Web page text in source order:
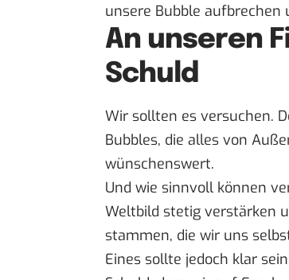
unsere Bubble aufbrechen
An unseren
Schuld
Wir sollten es versuchen.
Bubbles, die alles von
wünschenswert.
Und wie sinnvoll können
Weltbild stetig verstärken
stammen, die wir uns
Eines sollte jedoch klar